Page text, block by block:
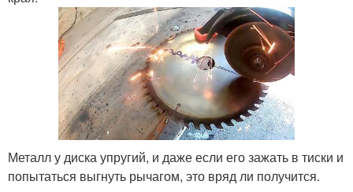
Металл у диска упругий, и даже если его зажать в тиски и
попытаться выгнуть рычагом, это вряд ли получится.